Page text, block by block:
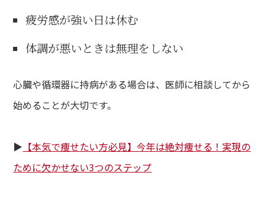
疲労感が強い日は休む
体調が悪いときは無理をしない
心臓や循環器に持病がある場合は、医師に相談してから
始めることが大切です。
▶︎ 【本気で痩せたい方必見】今年は絶対痩せる！実現の
ために欠かせない3つのステップ